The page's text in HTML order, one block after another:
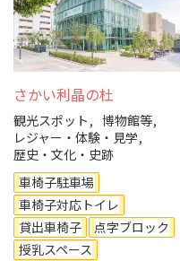
堺観光タクシー
交通・アクセス
堺観光コンベンショ
協会について
協会からのお知らせ
さかい利晶の杜
観光スポット
博物館等
レジャー・体験・見学
歴史・文化・史跡
車椅子駐車場
車椅子対応トイレ
貸出車椅子
点字ブロック
授乳スペース